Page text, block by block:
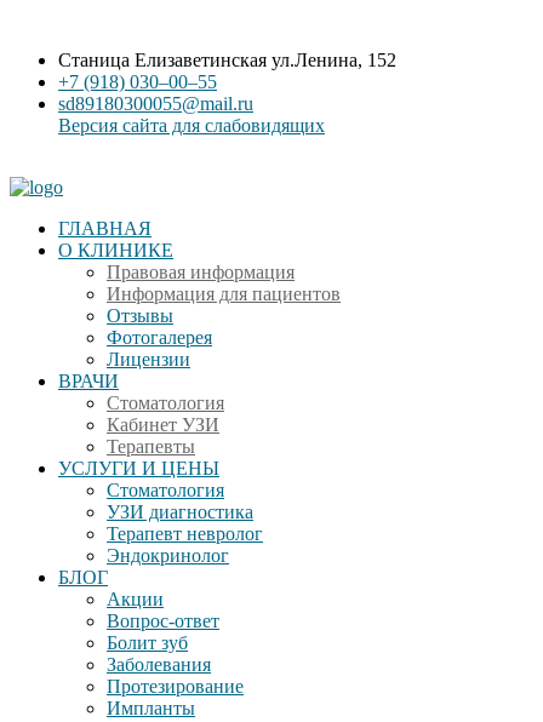
Станица Елизаветинская ул.Ленина, 152
+7 (918) 030‒00‒55
sd89180300055@mail.ru
Версия сайта для слабовидящих
ГЛАВНАЯ
О КЛИНИКЕ
Правовая информация
Информация для пациентов
Отзывы
Фотогалерея
Лицензии
ВРАЧИ
Стоматология
Кабинет УЗИ
Терапевты
УСЛУГИ И ЦЕНЫ
Стоматология
УЗИ диагностика
Терапевт невролог
Эндокринолог
БЛОГ
Акции
Вопрос-ответ
Болит зуб
Заболевания
Протезирование
Импланты